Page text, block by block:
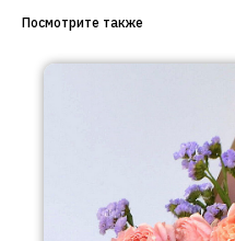
Посмотрите также